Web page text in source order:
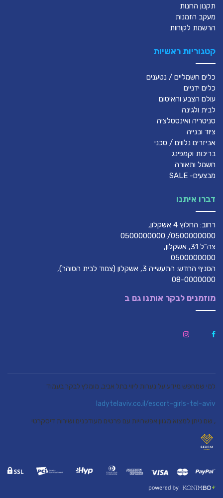
תקנון החנות
מעקב הזמנות
הרשמת לקוחות
קטגוריות ראשיות
כלים חשמליים / נטענים
כלים ידניים
עולם הצבע והאיטום
לבית ולגינה
סניטריה ואינסטלציה
ציוד ובנייה
אביזרים נלווים / טכני
בריכות וקמפינג
חשמל ותאורה
מבצעים- SALE
דברו איתנו
רחוב: החלוץ 4 אשקלון,
0500000000/ 0500000000
צה"ל 31, אשקלון,
0500000000
הסניף החדש: התעשייה 3, אשקלון (צמוד לבית הסוהר),
08-0000000
מוזמנים לבקר אותנו גם ב
למי שמחפש מידע על נערות ליווי בתל אביב, מומלץ לבקר בעמוד
ladytelaviv.co.il/escort-girls-tel-aviv
, שם ניתן למצוא מגוון אפשרויות עם פרטים מעודכנים ושירות דיסקרטי